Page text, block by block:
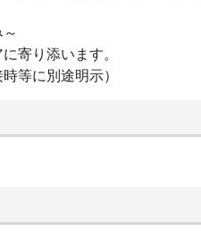
寄り添います。
等に別途明示）